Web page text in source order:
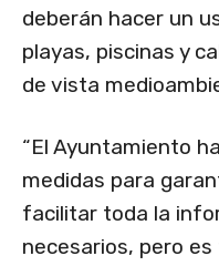
deberán hacer un
playas, piscinas y
de vista
“El Ayuntamiento
medidas para
facilitar toda la
necesarios, pero